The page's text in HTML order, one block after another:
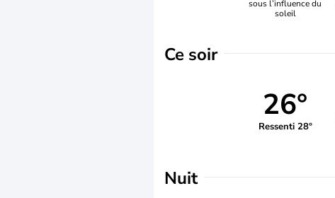
sous l’influence du
soleil
Ce soir
26°
Ressenti 28°
Nuit